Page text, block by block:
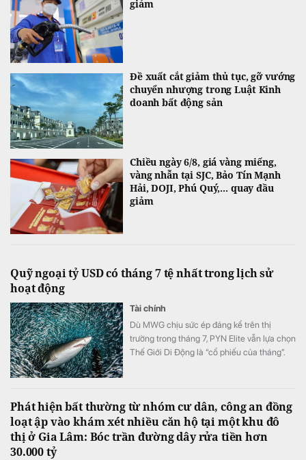
giảm
Đề xuất cắt giảm thủ tục, gỡ vướng
chuyển nhượng trong Luật Kinh
doanh bất động sản
Chiều ngày 6/8, giá vàng miếng,
vàng nhẫn tại SJC, Bảo Tín Mạnh
Hải, DOJI, Phú Quý,... quay đầu
giảm
Quỹ ngoại tỷ USD có tháng 7 tệ nhất trong lịch sử
hoạt động
Tài chính
Dù MWG chịu sức ép đáng kể trên thị
trường trong tháng 7, PYN Elite vẫn lựa chọn
Thế Giới Di Động là “cổ phiếu của tháng”.
Phát hiện bất thường từ nhóm cư dân, công an đồng
loạt ập vào khám xét nhiều căn hộ tại một khu đô
thị ở Gia Lâm: Bóc trần đường dây rửa tiền hơn
30.000 tỷ